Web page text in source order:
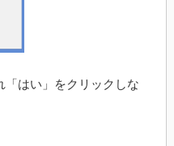
「はい」をクリックしな